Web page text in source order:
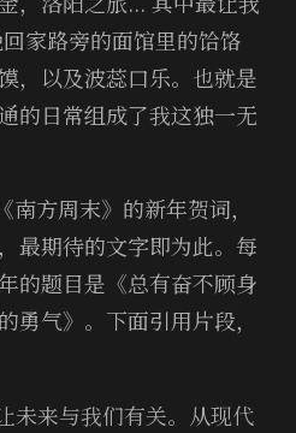
家路旁的面馆里的饸饹
，以及波蕊口乐。也就是
的日常组成了我这独一无
方周末》的新年贺词，
最期待的文字即为此。每
的题目是《总有奋不顾身
勇气》。下面引用片段，
未来与我们有关。从现代